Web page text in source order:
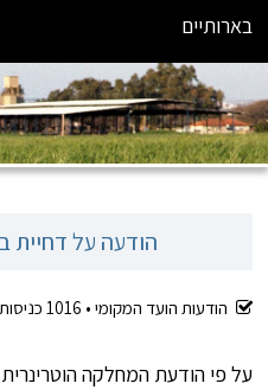
בארותיים
הודעה על דחיית
הודעות הועד המקומי • 1016כניסות
על פי הודעת המחלקה הוטרינרית